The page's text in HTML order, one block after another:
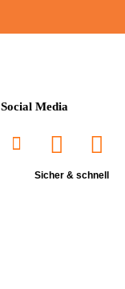
Social Media
Sicher & schnell